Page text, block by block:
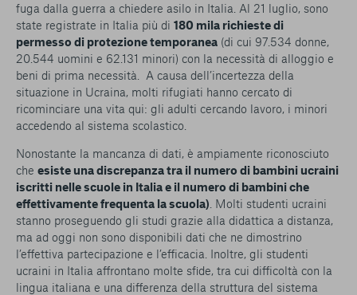
fuga dalla guerra a chiedere asilo in Italia. Al 21 luglio, sono
state registrate in Italia più di 180 mila richieste di
permesso di protezione temporanea (di cui 97.534 donne,
20.544 uomini e 62.131 minori) con la necessità di alloggio e
beni di prima necessità. A causa dell’incertezza della
situazione in Ucraina, molti rifugiati hanno cercato di
ricominciare una vita qui: gli adulti cercando lavoro, i minori
accedendo al sistema scolastico.
Nonostante la mancanza di dati, è ampiamente riconosciuto
che esiste una discrepanza tra il numero di bambini ucraini
iscritti nelle scuole in Italia e il numero di bambini che
effettivamente frequenta la scuola) . Molti studenti ucraini
stanno proseguendo gli studi grazie alla didattica a distanza,
ma ad oggi non sono disponibili dati che ne dimostrino
l’effettiva partecipazione e l’efficacia. Inoltre, gli studenti
ucraini in Italia affrontano molte sfide, tra cui difficoltà con la
lingua italiana e una differenza della struttura del sistema